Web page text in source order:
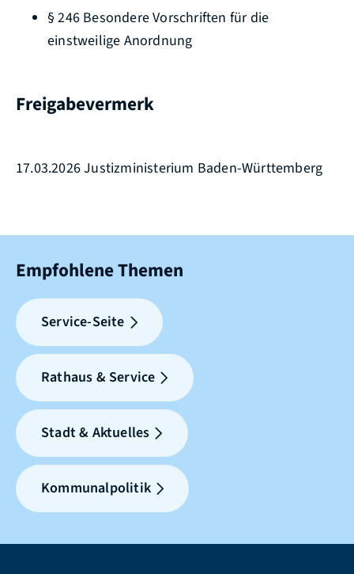
§ 246 Besondere Vorschriften für die
einstweilige Anordnung
Freigabevermerk
17.03.2026 Justizministerium Baden-Württemberg
Empfohlene Themen
Service-Seite
Rathaus & Service
Stadt & Aktuelles
Kommunalpolitik